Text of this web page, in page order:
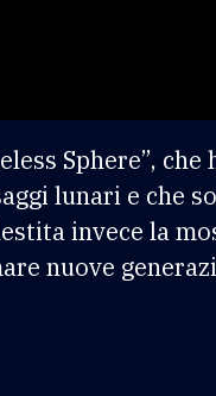
Sphere”, che
lunari e che
invece la
nuove